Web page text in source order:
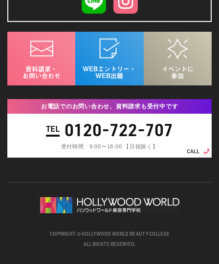
資料請求・
お問い合わせ
WEBエントリー・
WEB出願
イベントに
参加
お電話でのお問い合わせ、資料請求も受付中です
TEL 0120-722-707
受付時間 : 9:00〜18:00 【日祝除く】
CALL
COPYRIGHT © HOLLYWOOD WORLD BEAUTY COLLEGE
ALL RIGHTS RESERVED.